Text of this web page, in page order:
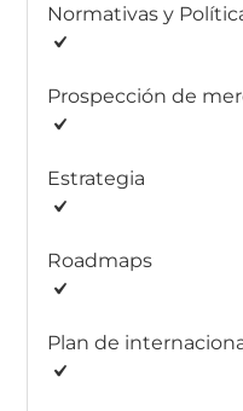
Normativas y
Prospección de
Estrategia
Roadmaps
Plan de